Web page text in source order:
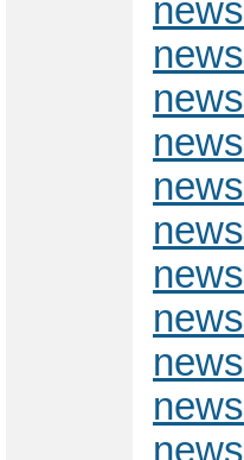
news
news
news
news
news
news
news
news
news
news
news